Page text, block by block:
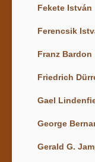
Fekete István
Ferencsik
Franz Bardon
Friedrich
Gael
George
Gerald G.